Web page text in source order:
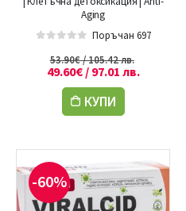
Aging
Поръчан 697
53.90€/ 105.42 лв.
49.60€/ 97.01 лв.
КУПИ
-60%